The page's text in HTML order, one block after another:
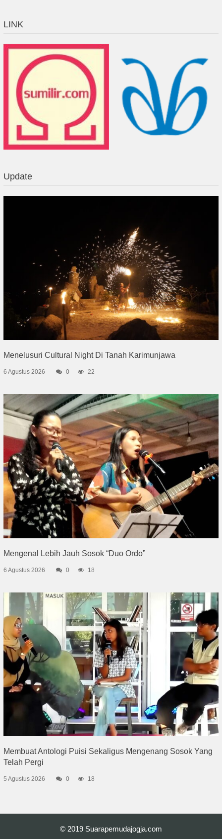
LINK
Update
Menelusuri Cultural Night Di Tanah Karimunjawa
6 Agustus 2026 0 22
Mengenal Lebih Jauh Sosok “Duo Ordo”
6 Agustus 2026 0 18
Membuat Antologi Puisi Sekaligus Mengenang Sosok Yang
Telah Pergi
5 Agustus 2026 0 18
© 2019 Suarapemudajogja.com